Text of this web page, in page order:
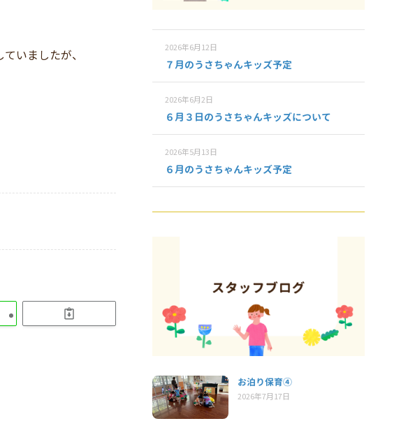
いましたが、 2026年6月12日
７月のうさちゃんキッズ予定
2026年6月2日
６月３日のうさちゃんキッズについて
2026年5月13日
６月のうさちゃんキッズ予定
お泊り保育④
2026年7月17日